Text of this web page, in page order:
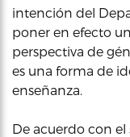
intención del
poner en efecto
perspectiva de
es una forma de
enseñanza.
De acuerdo con el